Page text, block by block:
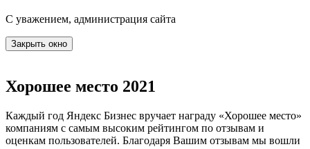
С уважением, администрация сайта
Закрыть окно
Хорошее место 2021
Каждый год Яндекс Бизнес вручает награду «Хорошее место»
компаниям с самым высоким рейтингом по отзывам и
оценкам пользователей. Благодаря Вашим отзывам мы вошли